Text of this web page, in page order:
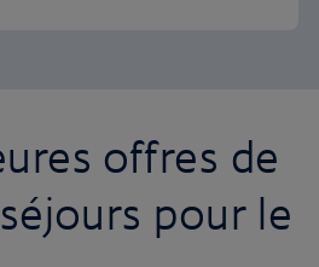
offres de
pour le